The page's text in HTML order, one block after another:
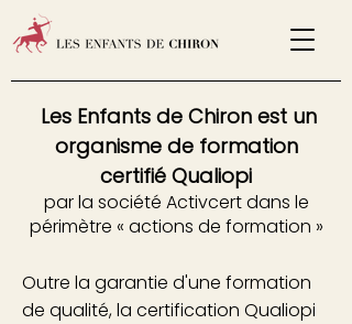
Les Enfants de Chiron est un
organisme de formation
certifié Qualiopi
par la société Activcert dans le
périmètre « actions de formation »
Outre la garantie d'une formation
de qualité, la certification Qualiopi